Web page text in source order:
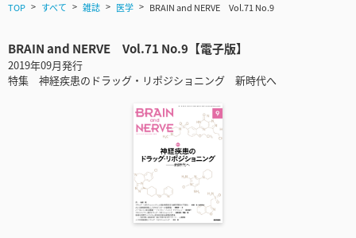
TOP すべて 雑誌 医学 BRAIN and NERVE Vol.71 No.9
BRAIN and NERVE Vol.71 No.9【電子版】
2019年09月発行
特集 神経疾患のドラッグ・リポジショニング 新時代へ